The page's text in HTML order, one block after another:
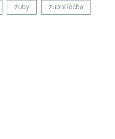
zuby
zubní léčba